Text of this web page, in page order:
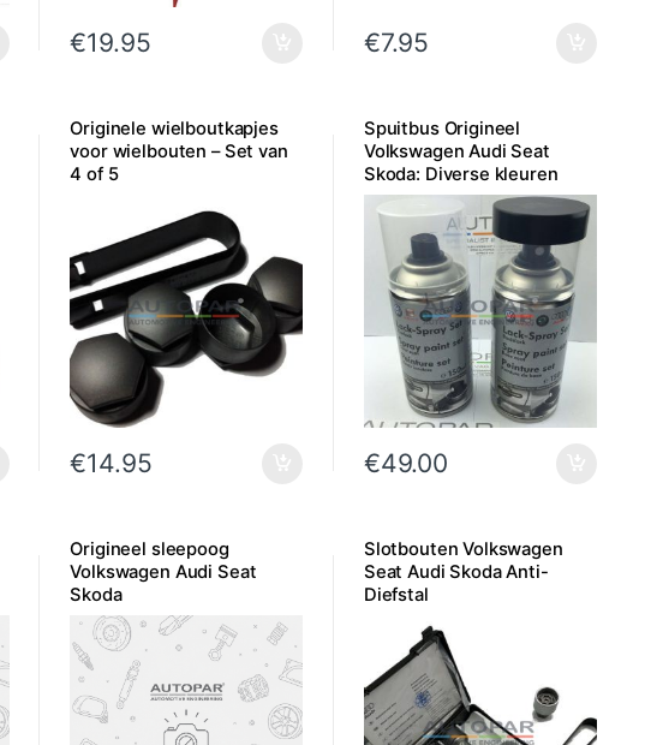
€19.95 €7.95
Originele wielboutkapjes
voor wielbouten – Set van
4 of 5
€14.95
Spuitbus Origineel
Volkswagen Audi Seat
Skoda: Diverse kleuren
€49.00
Origineel sleepoog
Volkswagen Audi Seat
Skoda
Slotbouten Volkswagen
Seat Audi Skoda Anti-
Diefstal